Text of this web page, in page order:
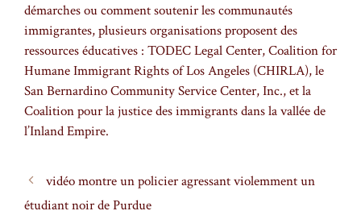
démarches ou comment soutenir les communautés
immigrantes, plusieurs organisations proposent des
ressources éducatives : TODEC Legal Center, Coalition for
Humane Immigrant Rights of Los Angeles (CHIRLA), le
San Bernardino Community Service Center, Inc., et la
Coalition pour la justice des immigrants dans la vallée de
l’Inland Empire.
vidéo montre un policier agressant violemment un
étudiant noir de Purdue